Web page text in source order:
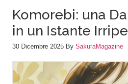
Komorebi: una
in un Istante
30 Dicembre 2025 By SakuraMagazine